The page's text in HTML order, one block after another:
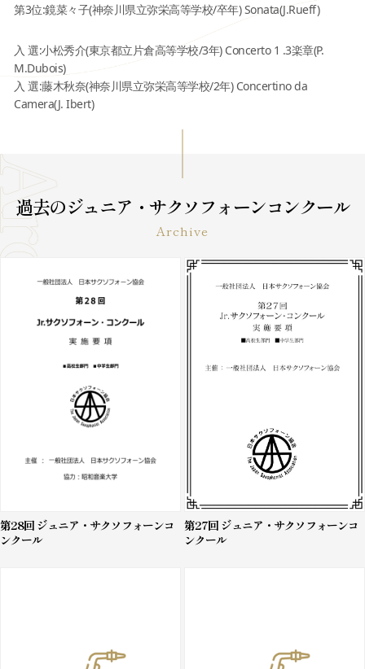
第3位:鏡菜々子(神奈川県立弥栄高等学校/卒年) Sonata(J.Rueff)
入 選:小松秀介(東京都立片倉高等学校/3年) Concerto 1 .3楽章(P.
M.Dubois)
入 選:藤木秋奈(神奈川県立弥栄高等学校/2年) Concertino da
Camera(J. Ibert)
過去のジュニア・サクソフォーンコンクール
Archive
第28回 ジュニア・サクソフォーンコ
ンクール
第27回 ジュニア・サクソフォーンコ
ンクール